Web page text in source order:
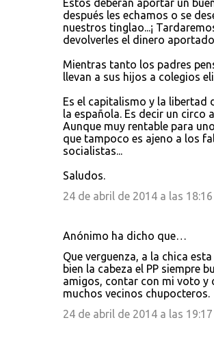
Éstos deberán aportar un
después les echamos o se
nuestros tinglao...¡
devolverles el dinero
Mientras tanto los padres
llevan a sus hijos a colegios
Es el capitalismo y la libertad
la española. Es decir un circo
Aunque muy rentable para
que tampoco es ajeno a los
socialistas...
Saludos.
24 de abril de 2014 a las 18:16
Anónimo ha dicho que…
Que verguenza, a la chica
bien la cabeza el PP siempre
amigos, contar con mi voto y
muchos vecinos chupocteros.
24 de abril de 2014 a las 19:17